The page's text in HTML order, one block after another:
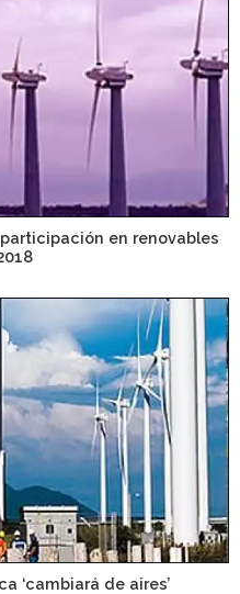
en renovables
‘cambiará de aires’